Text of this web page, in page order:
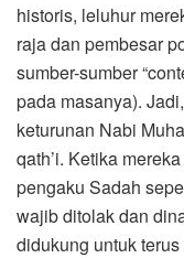
historis, leluhur
raja dan pembesar
sumber-sumber
pada masanya).
keturunan Nabi
qath’i. Ketika
pengaku Sadah
wajib ditolak dan
didukung untuk